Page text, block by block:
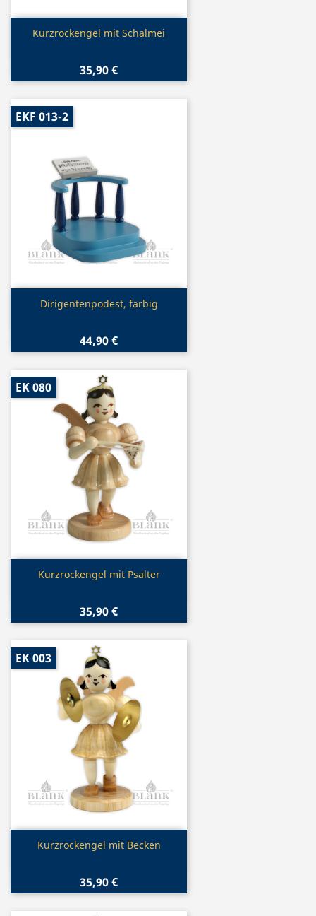
Vorschau
Kurzrockengel mit Schalmei
35,90 €
Vorschau
Dirigentenpodest, farbig
44,90 €
EKF 013-2
Vorschau
Kurzrockengel mit Psalter
35,90 €
EK 080
Vorschau
Kurzrockengel mit Becken
35,90 €
EK 003